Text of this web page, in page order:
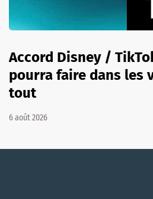
Accord Disney /
pourra faire dans les
tout
6 août 2026